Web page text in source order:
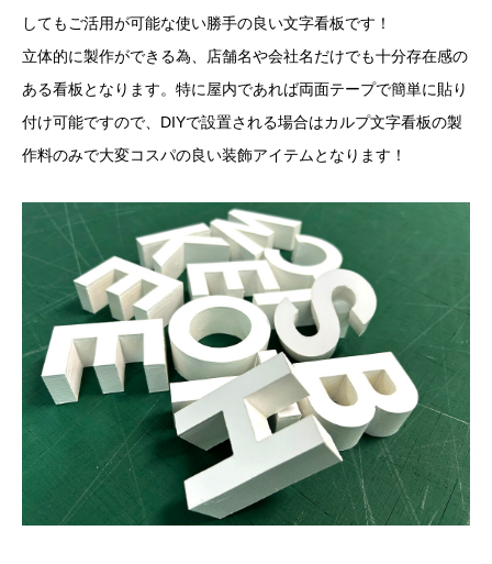
してもご活用が可能な使い勝手の良い文字看板です！
立体的に製作ができる為、店舗名や会社名だけでも十分存在感の
ある看板となります。特に屋内であれば両面テープで簡単に貼り
付け可能ですので、DIYで設置される場合はカルプ文字看板の製
作料のみで大変コスパの良い装飾アイテムとなります！